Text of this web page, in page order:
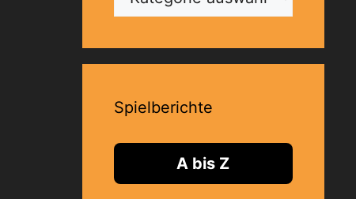
Spielberichte
A bis Z